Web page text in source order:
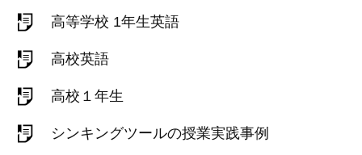
高等学校 1年生英語
高校英語
高校１年生
シンキングツールの授業実践事例